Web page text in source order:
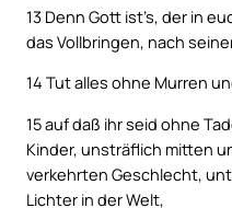
13 Denn Gott ist’s, der in
das Vollbringen, nach
14 Tut alles ohne Murren
15auf daß ihr seid ohne
Kinder, unsträflich mitten
verkehrten Geschlecht,
Lichter in der Welt,